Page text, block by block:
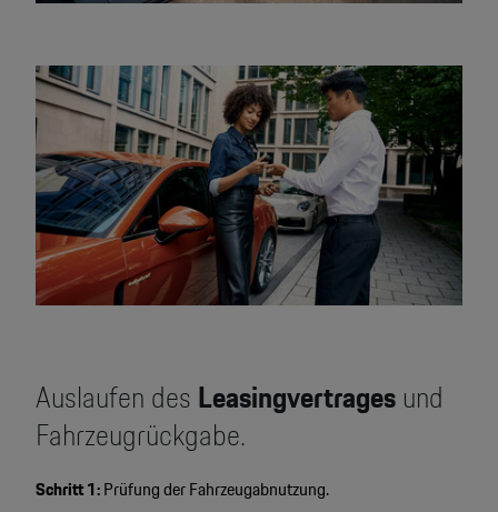
Auslaufen desLeasingvertragesund
Fahrzeugrückgabe.
Schritt 1:Prüfung der Fahrzeugabnutzung.